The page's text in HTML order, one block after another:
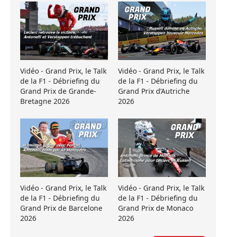
Vidéo - Grand Prix, le Talk
de la F1 - Débriefing du
Grand Prix de Grande-
Bretagne 2026
Vidéo - Grand Prix, le Talk
de la F1 - Débriefing du
Grand Prix d’Autriche
2026
Vidéo - Grand Prix, le Talk
de la F1 - Débriefing du
Grand Prix de Barcelone
2026
Vidéo - Grand Prix, le Talk
de la F1 - Débriefing du
Grand Prix de Monaco
2026